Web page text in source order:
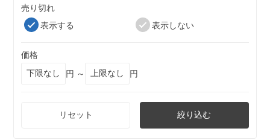
売り切れ
表示する
表示しない
価格
円 ～
円
リセット 絞り込む